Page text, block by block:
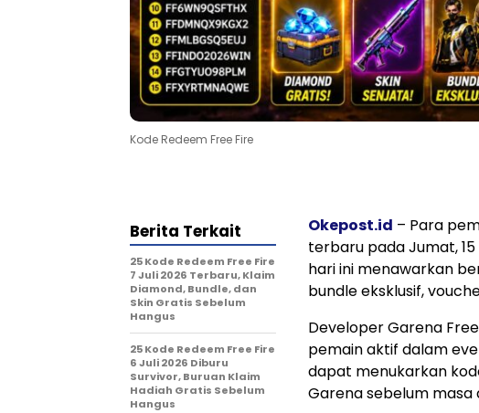
Kode Redeem Free Fire
Okepost.id – Para
terbaru pada Jumat,
hari ini menawarkan
bundle eksklusif,
Developer Garena
pemain aktif dalam
dapat menukarkan
Garena sebelum masa
Berita Terkait
25 Kode Redeem Free Fire
7 Juli 2026 Terbaru, Klaim
Diamond, Bundle, dan
Skin Gratis Sebelum
Hangus
25 Kode Redeem Free Fire
6 Juli 2026 Diburu
Survivor, Buruan Klaim
Hadiah Gratis Sebelum
Hangus